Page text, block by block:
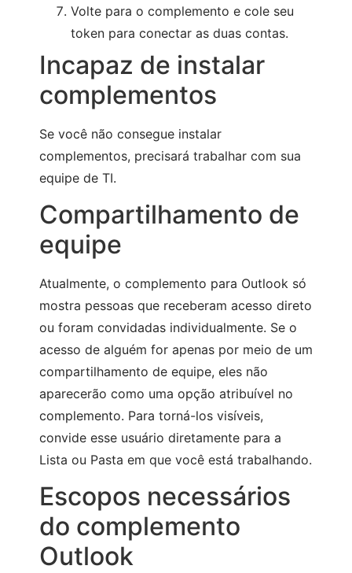
Volte para o complemento e cole seu
token para conectar as duas contas.
Incapaz de instalar
complementos
Se você não consegue instalar
complementos, precisará trabalhar com sua
equipe de TI.
Compartilhamento de
equipe
Atualmente, o complemento para Outlook só
mostra pessoas que receberam acesso direto
ou foram convidadas individualmente. Se o
acesso de alguém for apenas por meio de um
compartilhamento de equipe, eles não
aparecerão como uma opção atribuível no
complemento. Para torná-los visíveis,
convide esse usuário diretamente para a
Lista ou Pasta em que você está trabalhando.
Escopos necessários
do complemento
Outlook